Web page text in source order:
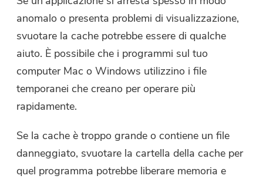
anomalo o presenta problemi di visualizzazione,
svuotare la cache potrebbe essere di qualche
aiuto. È possibile che i programmi sul tuo
computer Mac o Windows utilizzino i file
temporanei che creano per operare più
rapidamente.
Se la cache è troppo grande o contiene un file
danneggiato, svuotare la cartella della cache per
quel programma potrebbe liberare memoria e